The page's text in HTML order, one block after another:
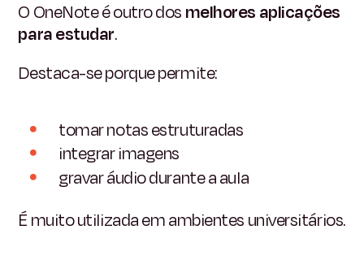
O OneNote é outro dos melhores aplicações
para estudar.
Destaca-se porque permite:
tomar notas estruturadas
integrar imagens
gravar áudio durante a aula
É muito utilizada em ambientes universitários.